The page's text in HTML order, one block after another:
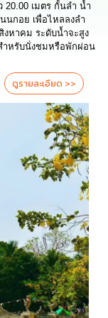
20.00 เมตร กั้นลํา น้ำ
นกอย เพื่อไหลลงลํา
หาคม ระดับน้ำจะสูง
าหรับนั่งชมหรือพักผ่อน
ดูรายละเอียด >>